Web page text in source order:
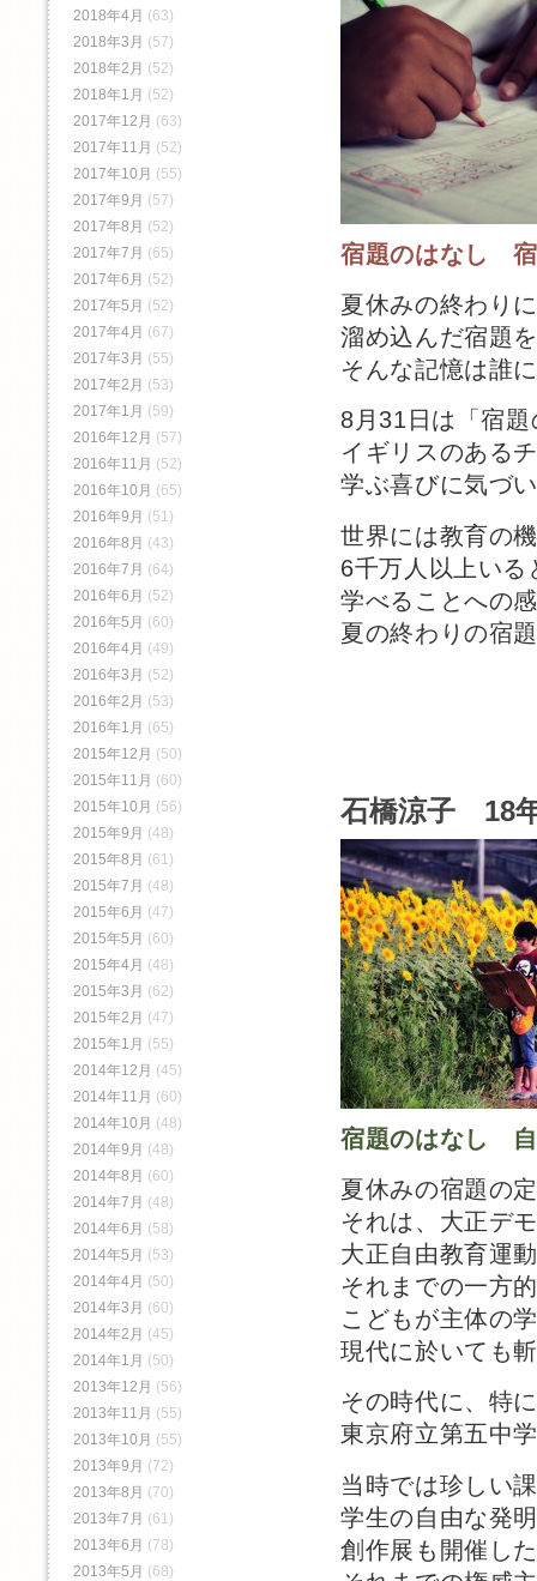
宿題のはなし
夏休みの終わり
溜め込んだ宿題
そんな記憶は誰
8月31日は「宿
イギリスのある
学ぶ喜びに気づ
世界には教育の
6千万人以上いる
学べることへの
夏の終わりの宿
石橋涼子 18
宿題のはなし
夏休みの宿題の
それは、大正デ
大正自由教育運
それまでの一方
こどもが主体の
現代に於いても
その時代に、特
東京府立第五中
当時では珍しい
学生の自由な発
創作展も開催し
2018年4月 (63)
2018年3月 (57)
2018年2月 (52)
2018年1月 (52)
2017年12月 (63)
2017年11月 (52)
2017年10月 (55)
2017年9月 (57)
2017年8月 (52)
2017年7月 (65)
2017年6月 (52)
2017年5月 (52)
2017年4月 (67)
2017年3月 (55)
2017年2月 (53)
2017年1月 (59)
2016年12月 (57)
2016年11月 (52)
2016年10月 (65)
2016年9月 (51)
2016年8月 (43)
2016年7月 (64)
2016年6月 (52)
2016年5月 (60)
2016年4月 (49)
2016年3月 (52)
2016年2月 (53)
2016年1月 (65)
2015年12月 (50)
2015年11月 (60)
2015年10月 (56)
2015年9月 (48)
2015年8月 (61)
2015年7月 (48)
2015年6月 (47)
2015年5月 (60)
2015年4月 (48)
2015年3月 (62)
2015年2月 (47)
2015年1月 (55)
2014年12月 (45)
2014年11月 (60)
2014年10月 (48)
2014年9月 (48)
2014年8月 (60)
2014年7月 (48)
2014年6月 (58)
2014年5月 (53)
2014年4月 (50)
2014年3月 (60)
2014年2月 (45)
2014年1月 (50)
2013年12月 (56)
2013年11月 (55)
2013年10月 (55)
2013年9月 (72)
2013年8月 (70)
2013年7月 (61)
2013年6月 (78)
2013年5月 (68)